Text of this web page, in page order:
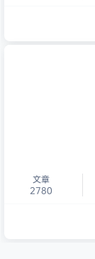
文章
2780